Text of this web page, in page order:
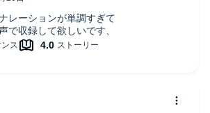
レーションが単調すぎて
で収録して欲しいです、